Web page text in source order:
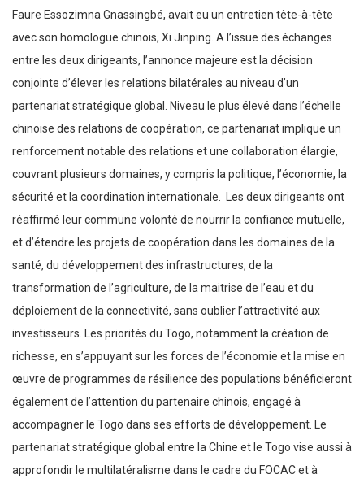
Faure Essozimna Gnassingbé, avait eu un entretien tête-à-tête
avec son homologue chinois, Xi Jinping. A l’issue des échanges
entre les deux dirigeants, l’annonce majeure est la décision
conjointe d’élever les relations bilatérales au niveau d’un
partenariat stratégique global. Niveau le plus élevé dans l’échelle
chinoise des relations de coopération, ce partenariat implique un
renforcement notable des relations et une collaboration élargie,
couvrant plusieurs domaines, y compris la politique, l’économie, la
sécurité et la coordination internationale. Les deux dirigeants ont
réaffirmé leur commune volonté de nourrir la confiance mutuelle,
et d’étendre les projets de coopération dans les domaines de la
santé, du développement des infrastructures, de la
transformation de l’agriculture, de la maitrise de l’eau et du
déploiement de la connectivité, sans oublier l’attractivité aux
investisseurs. Les priorités du Togo, notamment la création de
richesse, en s’appuyant sur les forces de l’économie et la mise en
œuvre de programmes de résilience des populations bénéficieront
également de l’attention du partenaire chinois, engagé à
accompagner le Togo dans ses efforts de développement. Le
partenariat stratégique global entre la Chine et le Togo vise aussi à
approfondir le multilatéralisme dans le cadre du FOCAC et à